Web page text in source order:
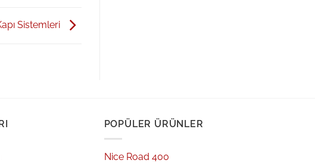
Sistemleri
POPÜLER ÜRÜNLER
Nice Road 400